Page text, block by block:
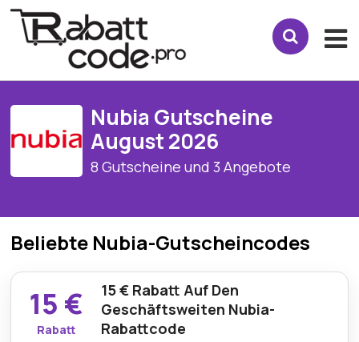
Nubia Gutscheine
August 2026
8 Gutscheine und 3 Angebote
Beliebte Nubia-Gutscheincodes
15 €
Rabatt
15 € Rabatt Auf Den
Geschäftsweiten Nubia-
Rabattcode